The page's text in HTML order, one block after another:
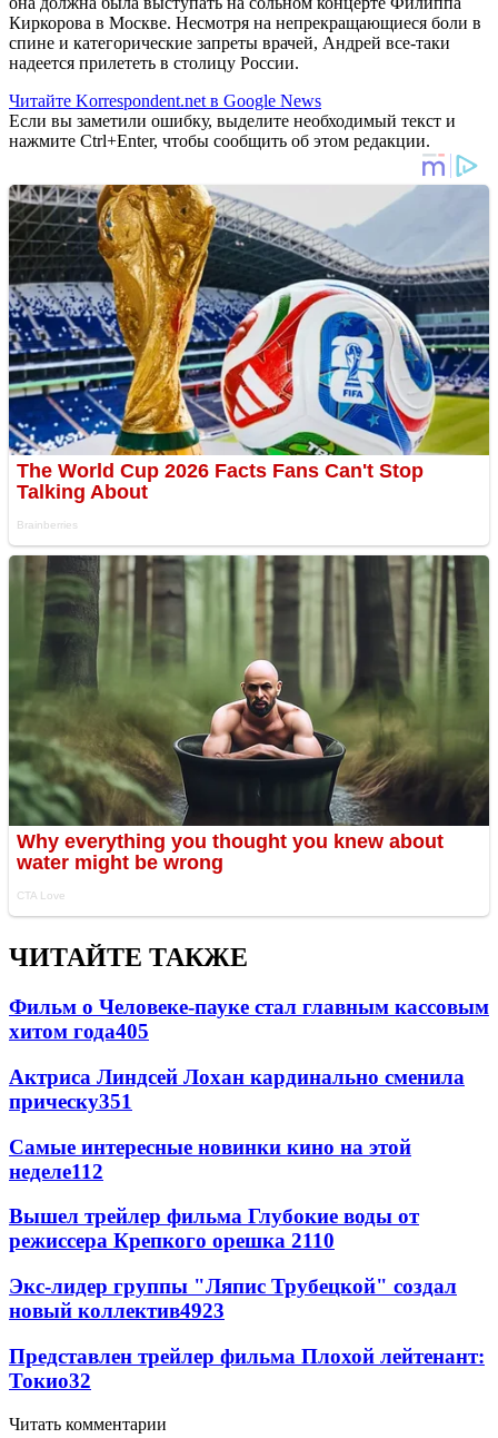
Киркорова в Москве. Несмотря на непрекращающиеся боли в
спине и категорические запреты врачей, Андрей все-таки
надеется прилететь в столицу России.
Читайте Korrespondent.net в Google News
Если вы заметили ошибку, выделите необходимый текст и
нажмите Ctrl+Enter, чтобы сообщить об этом редакции.
ЧИТАЙТЕ ТАКЖЕ
Фильм о Человеке-пауке стал главным кассовым
хитом года405
Актриса Линдсей Лохан кардинально сменила
прическу351
Самые интересные новинки кино на этой
неделе112
Вышел трейлер фильма Глубокие воды от
режиссера Крепкого орешка 2110
Экс-лидер группы "Ляпис Трубецкой" создал
новый коллектив4923
Представлен трейлер фильма Плохой лейтенант:
Токио32
Читать комментарии